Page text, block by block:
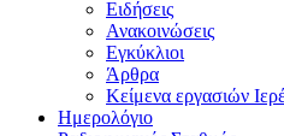
Ειδήσεις
Ανακοινώσεις
Εγκύκλιοι
Άρθρα
Κείμενα εργασιών
Ημερολόγιο